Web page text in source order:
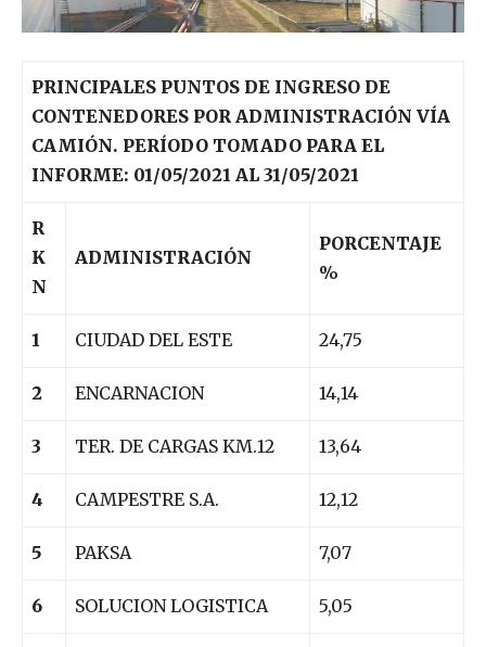
PRINCIPALES PUNTOS DE INGRESO DE
CONTENEDORES POR ADMINISTRACIÓN VÍA
CAMIÓN. PERÍODO TOMADO PARA EL
INFORME: 01/05/2021 AL 31/05/2021
R
K
N
ADMINISTRACIÓN
PORCENTAJE
%
1 CIUDAD DEL ESTE 24,75
2 ENCARNACION 14,14
3 TER. DE CARGAS KM.12 13,64
4 CAMPESTRE S.A. 12,12
5 PAKSA 7,07
6 SOLUCION LOGISTICA 5,05